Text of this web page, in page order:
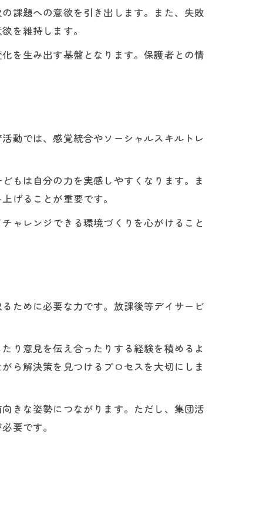
課題への意欲を引き出します。また、失敗
を維持します。
を生み出す基盤となります。保護者との情
動では、感覚統合やソーシャルスキルトレ
もは自分の力を実感しやすくなります。ま
げることが重要です。
ャレンジできる環境づくりを心がけること
ために必要な力です。放課後等デイサービ
り意見を伝え合ったりする経験を積めるよ
ら解決策を見つけるプロセスを大切にしま
きな姿勢につながります。ただし、集団活
要です。